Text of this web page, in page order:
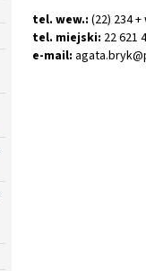
tel. wew.: (22) 234
tel. miejski: 22 621
e-mail: agata.